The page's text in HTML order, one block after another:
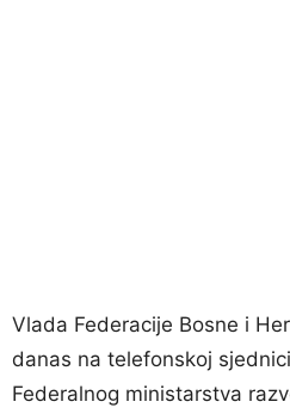
Vlada Federacije Bosne i
danas na telefonskoj
Federalnog ministarstva